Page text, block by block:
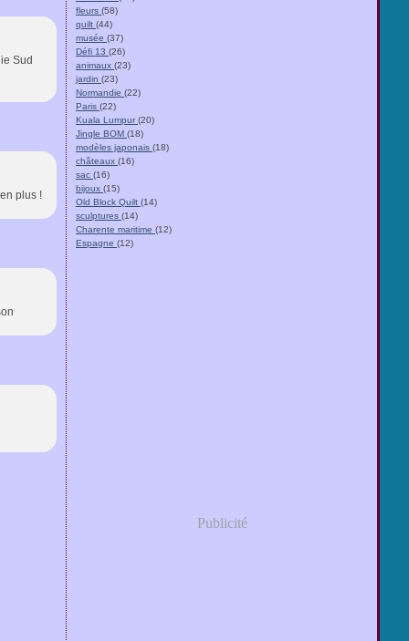
Sud
plus !
fleurs (58)
quilt (44)
musée (37)
Défi 13 (26)
animaux (23)
jardin (23)
Normandie (22)
Paris (22)
Kuala Lumpur (20)
Jingle BOM (18)
modèles japonais (18)
châteaux (16)
sac (16)
bijoux (15)
Old Block Quilt (14)
sculptures (14)
Charente maritime (12)
Espagne (12)
Publicité